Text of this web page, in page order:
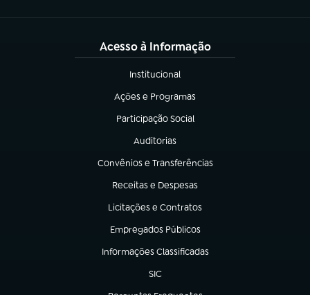
Acesso à Informação
Institucional
(abre em nova aba)
Ações e Programas
(abre em nova aba)
Participação Social
(abre em nova aba)
Auditorias
(abre em nova aba)
Convênios e Transferências
(abre em nova aba)
Receitas e Despesas
(abre em nova aba)
Licitações e Contratos
(abre em nova aba)
Empregados Públicos
(abre em nova aba)
Informações Classificadas
(abre em nova aba)
SIC
(abre em nova aba)